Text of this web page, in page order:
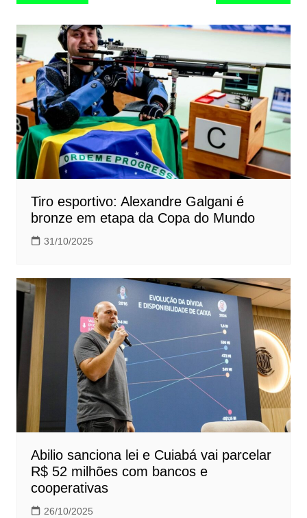
de
Post
Tiro esportivo: Alexandre Galgani é
bronze em etapa da Copa do Mundo
31/10/2025
Abilio sanciona lei e Cuiabá vai parcelar
R$ 52 milhões com bancos e
cooperativas
26/10/2025